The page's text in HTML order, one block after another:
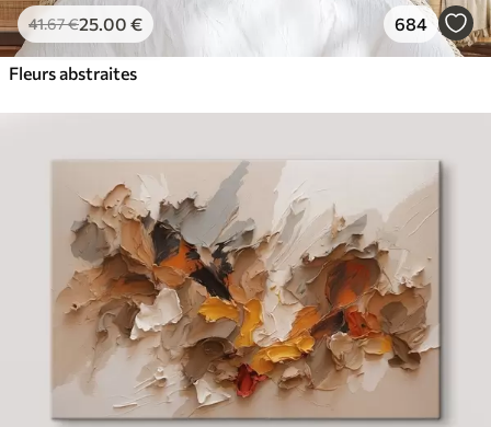
41.67€25.00 € 684
Fleurs abstraites